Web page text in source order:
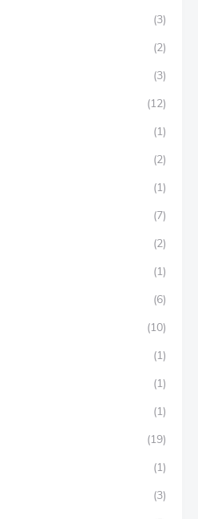
(3)
(2)
(3)
(12)
(1)
(2)
(1)
(7)
(2)
(1)
(6)
(10)
(1)
(1)
(1)
(19)
(1)
(3)